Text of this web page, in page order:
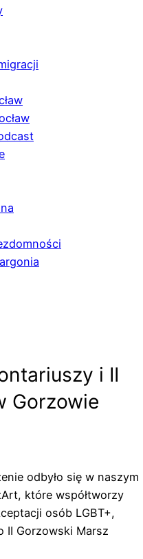
i II
Gorzowie
odbyło się w naszym
które współtworzy
osób LGBT+,
II Gorzowski Marsz